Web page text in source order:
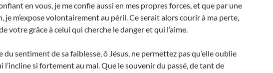
en vous, je me confie aussi en mes propres forces, et que par une
m’expose volontairement au péril. Ce serait alors courir à ma perte,
votre grâce à celui qui cherche le danger et qui l’aime.
sentiment de sa faiblesse, ô Jésus, ne permettez pas qu’elle oublie
l’incline si fortement au mal. Que le souvenir du passé, de tant de